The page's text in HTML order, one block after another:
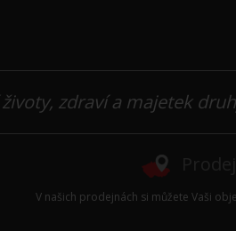
zdraví a majetek
V našich prodejnách si můžete Vaši